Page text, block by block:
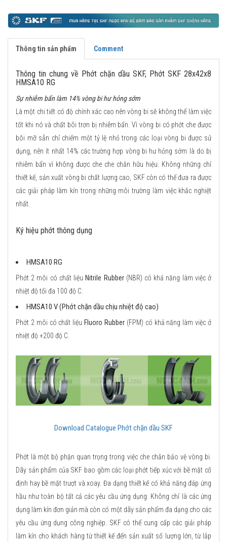
Thông tin sản phẩm Comment
Thông tin chung về Phớt chặn dầu SKF, Phớt SKF 28x42x8
HMSA10 RG
Sự nhiễm bẩn làm 14% vòng bi hư hỏng sớm
Là một chi tiết có độ chính xác cao nên vòng bi sẽ không thể làm việc
tốt khi nó và chất bôi trơn bị nhiễm bẩn. Vì vòng bi có phớt che được
bôi mỡ sẵn chỉ chiếm một tỷ lệ nhỏ trong các loại vòng bi được sử
dụng, nên ít nhất 14% các trường hợp vòng bi hư hỏng sớm là do bị
nhiễm bẩn vì không được che che chắn hữu hiệu. Không những chỉ
thiết kế, sản xuất vòng bi chất lượng cao, SKF còn có thể đưa ra được
các giải pháp làm kín trong những môi trường làm việc khắc nghiệt
nhất.
Ký hiệu phớt thông dụng
HMSA10 RG
Phớt 2 môi có chất liệu Nitrile Rubber(NBR) có khả năng làm việc ở
nhiệt độ tối đa 100 độ C.
HMSA10 V (Phớt chặn dầu chịu nhiệt độ cao)
Phớt 2 môi có chất liệu Fluoro Rubber (FPM) có khả năng làm việc ở
nhiệt độ +200 độ C.
Download Catalogue Phớt chặn dầu SKF
Phớt là một bộ phận quan trọng trong việc che chắn bảo vệ vòng bi.
Dãy sản phẩm của SKF bao gồm các loại phớt tiếp xúc với bề mặt cố
định hay bề mặt trượt và xoay. Đa dạng thiết kế có khả năng đáp ứng
hầu như toàn bộ tất cả các yêu cầu ứng dụng. Không chỉ là các ứng
dụng làm kín đơn giản mà còn có một dãy sản phẩm đa dạng cho các
yêu cầu ứng dụng công nghiệp. SKF có thể cung cấp các giải pháp
làm kín cho khách hàng từ thiết kế đến sản xuất số lượng lớn, từ lắp